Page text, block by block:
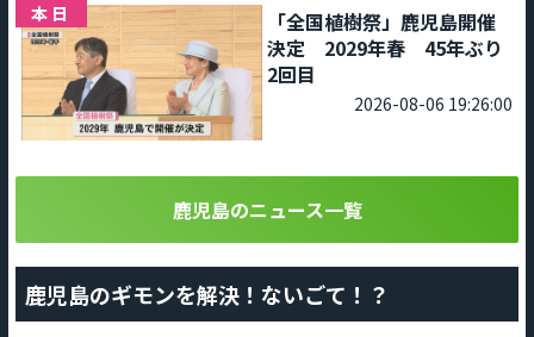
本日
「全国植樹祭」鹿児島開催
決定 2029年春 45年ぶり
2回目
2026-08-06 19:26:00
鹿児島のニュース一覧
鹿児島のギモンを解決！ないごて！？